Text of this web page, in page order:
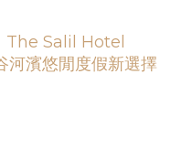
The Salil Hotel
濱悠閒度假新選擇